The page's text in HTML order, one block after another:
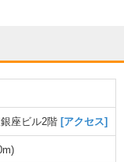
座ビル2階 [アクセス]
)